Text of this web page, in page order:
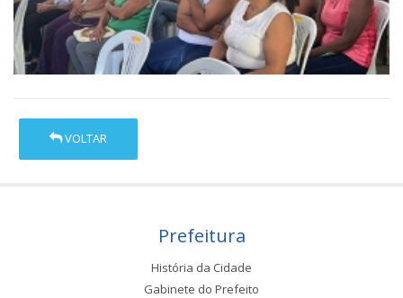
VOLTAR
Prefeitura
História da Cidade
Gabinete do Prefeito